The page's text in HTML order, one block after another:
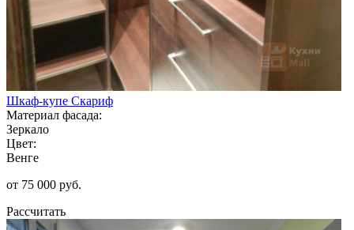
Шкаф-купе Скариф
Материал фасада:
Зеркало
Цвет:
Венге
от 75 000 руб.
Рассчитать